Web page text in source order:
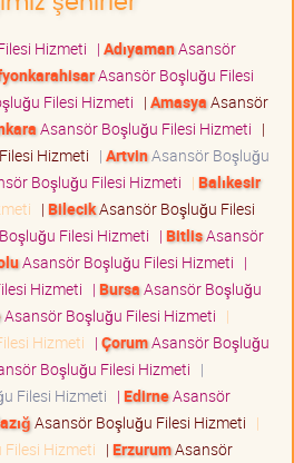
Hizmeti | AdıyamanAsansör
Asansör Boşluğu Filesi
Filesi Hizmeti | AmasyaAsansör
Asansör Boşluğu Filesi Hizmeti |
Hizmeti | ArtvinAsansör Boşluğu
Boşluğu Filesi Hizmeti | Balıkesir
| BilecikAsansör Boşluğu Filesi
Filesi Hizmeti | BitlisAsansör
Asansör Boşluğu Filesi Hizmeti |
Hizmeti | BursaAsansör Boşluğu
Asansör Boşluğu Filesi Hizmeti |
Hizmeti | ÇorumAsansör Boşluğu
Boşluğu Filesi Hizmeti |
Filesi Hizmeti | EdirneAsansör
Asansör Boşluğu Filesi Hizmeti |
Hizmeti | ErzurumAsansör